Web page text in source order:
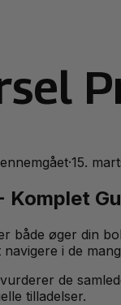
·15.
både øger din
i de
de
tilladelser.